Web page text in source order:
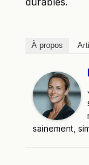
À propos
sainement,